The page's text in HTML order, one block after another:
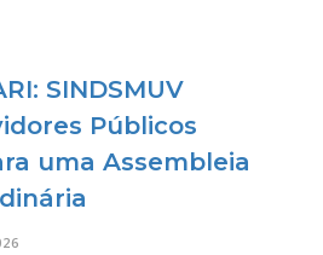
SINDSMUV
Públicos
uma Assembleia